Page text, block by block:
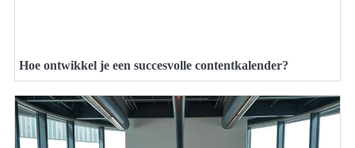
Hoe ontwikkel je een succesvolle contentkalender?